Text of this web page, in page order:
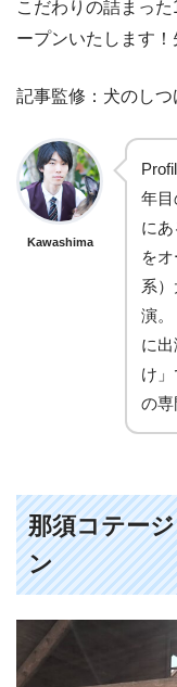
こだわりの詰まっ
ープンいたします
記事監修：犬のし
Kawashima
年
に
を
系
演。
に
け
の専
那須コテー
ン